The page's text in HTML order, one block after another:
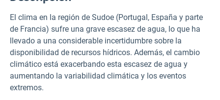
El clima en la región de Sudoe (Portugal, España y parte
de Francia) sufre una grave escasez de agua, lo que ha
llevado a una considerable incertidumbre sobre la
disponibilidad de recursos hídricos. Además, el cambio
climático está exacerbando esta escasez de agua y
aumentando la variabilidad climática y los eventos
extremos.